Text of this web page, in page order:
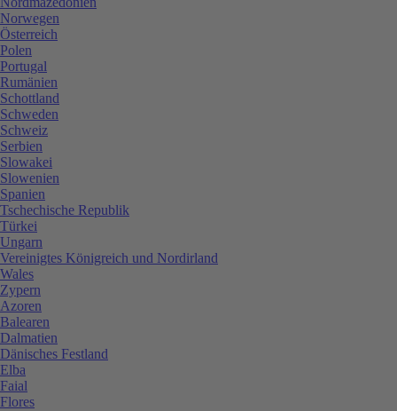
Norwegen
Österreich
Polen
Portugal
Rumänien
Schottland
Schweden
Schweiz
Serbien
Slowakei
Slowenien
Spanien
Tschechische Republik
Türkei
Ungarn
Vereinigtes Königreich und Nordirland
Wales
Zypern
Azoren
Balearen
Dalmatien
Dänisches Festland
Elba
Faial
Flores